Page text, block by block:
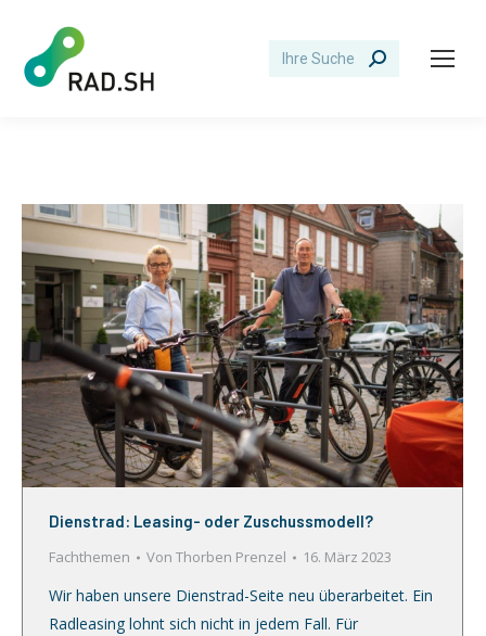
Search:
Dienstrad: Leasing- oder Zuschussmodell?
Fachthemen
Von Thorben Prenzel 16. März 2023
Wir haben unsere Dienstrad-Seite neu überarbeitet. Ein
Radleasing lohnt sich nicht in jedem Fall. Für